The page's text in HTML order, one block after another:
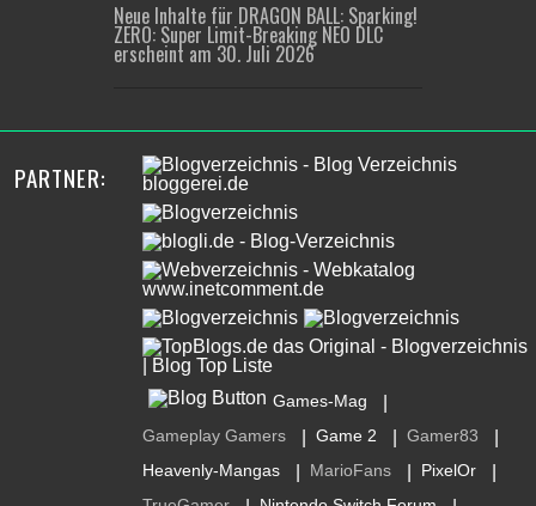
Neue Inhalte für DRAGON BALL: Sparking!
ZERO: Super Limit-Breaking NEO DLC
erscheint am 30. Juli 2026
PARTNER:
Games-Mag
Gameplay Gamers Game 2 Gamer83
Heavenly-Mangas MarioFans PixelOr